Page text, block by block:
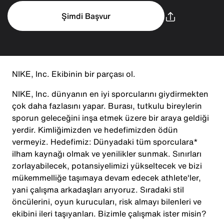
Şimdi Başvur
NIKE, Inc. Ekibinin bir parçası ol.
NIKE, Inc. dünyanın en iyi sporcularını giydirmekten
çok daha fazlasını yapar. Burası, tutkulu bireylerin
sporun geleceğini inşa etmek üzere bir araya geldiği
yerdir. Kimliğimizden ve hedefimizden ödün
vermeyiz. Hedefimiz: Dünyadaki tüm sporculara*
ilham kaynağı olmak ve yenilikler sunmak. Sınırları
zorlayabilecek, potansiyelimizi yükseltecek ve bizi
mükemmelliğe taşımaya devam edecek athlete'ler,
yani çalışma arkadaşları arıyoruz. Sıradaki stil
öncülerini, oyun kurucuları, risk almayı bilenleri ve
ekibini ileri taşıyanları. Bizimle çalışmak ister misin?